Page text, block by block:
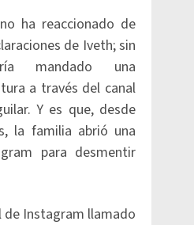
no ha reaccionado de
de Iveth; sin
mandado una
a través del canal
Y es que, desde
la familia abrió una
para desmentir
de Instagram llamado